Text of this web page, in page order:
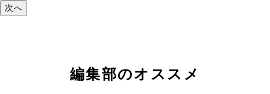
次へ
編集部のオススメ